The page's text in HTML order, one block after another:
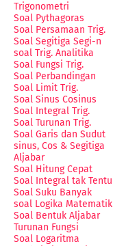
Trigonometri
Soal Pythagoras
Soal Persamaan Trig.
Soal Segitiga Segi-n
soal Trig. Analitika
Soal Fungsi Trig.
Soal Perbandingan
Soal Limit Trig.
Soal Sinus Cosinus
Soal Integral Trig.
Soal Turunan Trig.
Soal Garis dan Sudut
sinus, Cos & Segitiga
Aljabar
Soal Hitung Cepat
Soal Integral tak Tentu
Soal Suku Banyak
soal Logika Matematik
Soal Bentuk Aljabar
Turunan Fungsi
Soal Logaritma